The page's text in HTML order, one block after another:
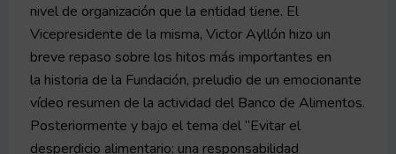
nivel de organización que la entidad tiene. El
Vicepresidente de la misma, Victor Ayllón hizo un
breve repaso sobre los hitos más importantes en
la historia de la Fundación, preludio de un emocionante
vídeo resumen de la actividad del Banco de Alimentos.
Posteriormente y bajo el tema del “Evitar el
desperdicio alimentario: una responsabilidad